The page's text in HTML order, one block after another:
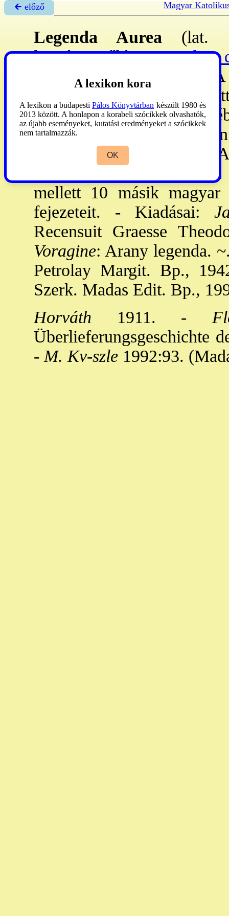
🡰 előző Magyar
Legenda Aurea (lat.
legnépszerűbb,→Jacobus
legendagyűjteménye.
szájhagyományból
liturgikus naptár
lefordították szinte
helyi és nemz. sztekkel. -
a sztek ikgr-jára. M-ul
mellett 10 másik magyar
fejezeteit. - Kiadásai:
Recensuit Graesse
Voragine: Arany legenda.
Petrolay Margit. Bp.,
Szerk. Madas Edit. Bp.,
Horváth 1911. -
Überlieferungsgeschichte
- M. Kv-szle 1992:93.
A lexikon kora
A lexikon a budapesti Pálos Könyvtárban készült 1980 és
2013 között. A honlapon a korabeli szócikkek olvashatók,
az újabb eseményeket, kutatási eredményeket a szócikkek
nem tartalmazzák.
OK